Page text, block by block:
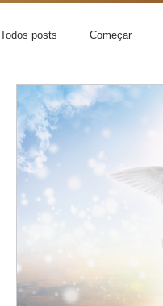
Todos posts Começar